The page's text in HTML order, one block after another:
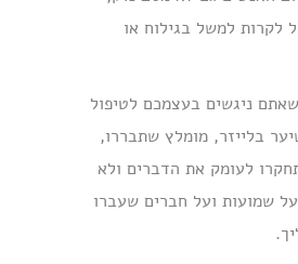
לקרות למשל בגילוח או
ניגשים בעצמכם לטיפול
בלייזר, מומלץ שתבררו,
לעומק את הדברים ולא
שמועות ועל חברים שעברו